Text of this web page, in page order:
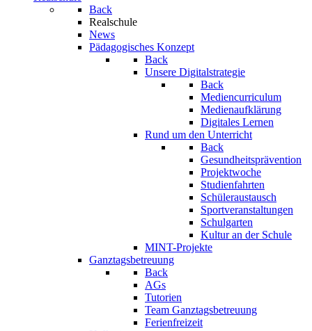
Back
Realschule
News
Pädagogisches Konzept
Back
Unsere Digitalstrategie
Back
Mediencurriculum
Medienaufklärung
Digitales Lernen
Rund um den Unterricht
Back
Gesundheitsprävention
Projektwoche
Studienfahrten
Schüleraustausch
Sportveranstaltungen
Schulgarten
Kultur an der Schule
MINT-Projekte
Ganztagsbetreuung
Back
AGs
Tutorien
Team Ganztagsbetreuung
Ferienfreizeit